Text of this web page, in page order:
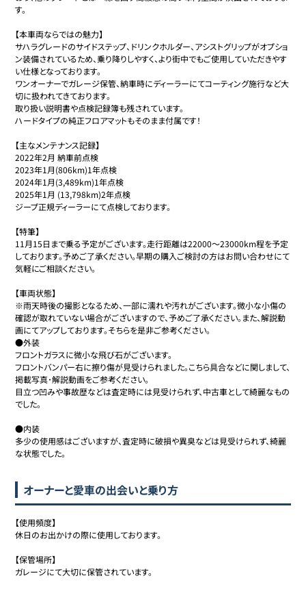
す。
【本車両ならではの魅力】
サハラグレードのサイドステップ、ドリンクホルダー、アシストグリップがオプショ
ン装備されているため、乗り降りしやすく、より街中でもご使用していただきやす
い仕様となっております。
ワンオーナーでガレージ保管、納車時にディーラーにてコーティング施行など大
切に扱われてきております。
取り扱い説明書や点検記録簿も残されています。
ハードタイプの純正フロアマットもそのまま付属です！
【主なメンテナンス記録】
2022年2月 納車前点検
2023年1月(806km)1年点検
2024年1月(3,489km)1年点検
2025年1月 (13,798km)2年点検
ジープ正規ディーラーにて点検しております。
【特筆】
11月15日まで乗る予定がございます。走行距離は22000〜23000km程を予定
しております。予めご了承ください。早期の購入ご検討の方はお問い合わせにて
気軽にご相談ください。
【車両状態】
※雨天時後の撮影となるため、一部に濡れや汚れがございます。微小な小傷の
確認が取れていない場合がございますので、予めご了承ください。また、解説動
画にてアップしております。そちらを是非ご参考ください。
●外装
フロントガラスに微小な飛び石がございます。
フロントバンパー右に擦り傷が見受けられました。こちら具合などに関しまして、
掲載写真･解説動画をご参考ください。
目立つ凹みや事故歴などは査定時には見受けられず、中古車として綺麗なもの
でした。
●内装
多少の使用感はございますが、査定時に破損や異臭などは見受けられず、綺麗
な状態でした。
オーナーと愛車の出会いと乗り方
【使用頻度】
休日のお出かけの際に使用しております。
【保管場所】
ガレージにて大切に保管されています。